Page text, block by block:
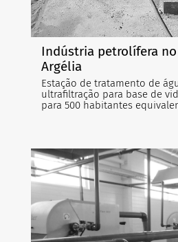
Indústria petrolífera
Argélia
Estação de tratamento de
ultrafiltração para base de
para 500 habitantes